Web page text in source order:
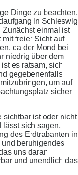
Dinge zu beachten,
in Schleswig
Zunächst einmal ist
mit freier Sicht auf
da der Mond bei
niedrig über dem
es ratsam, sich
gegebenenfalls
um auf
sicher
sichtbar ist oder nicht
lässt sich sagen,
des Erdtrabanten in
beruhigendes
uns daran
und unendlich das